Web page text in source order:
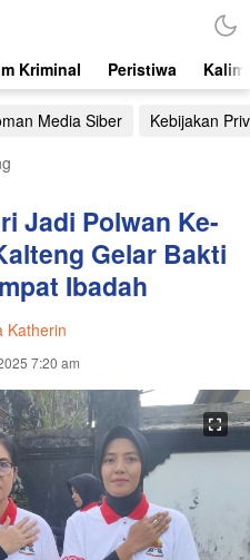
Kriminal Peristiwa
Media Siber
Kebijakan
Jadi Polwan Ke-
Gelar Bakti
Ibadah
Katherin
7:20 am